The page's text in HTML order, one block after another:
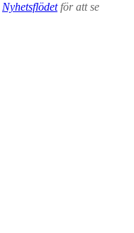
Nyhetsflödetför att se